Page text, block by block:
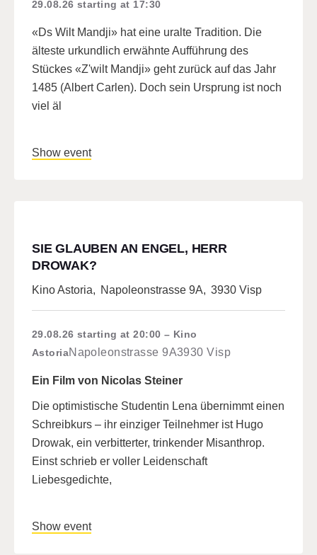
29.08.26 starting at 17:30
«Ds Wilt Mandji» hat eine uralte Tradition. Die
älteste urkundlich erwähnte Aufführung des
Stückes «Z'wilt Mandji» geht zurück auf das Jahr
1485 (Albert Carlen). Doch sein Ursprung ist noch
viel äl
Show event
SIE GLAUBEN AN ENGEL, HERR
DROWAK?
Kino Astoria, Napoleonstrasse 9A, 3930 Visp
29.08.26 starting at 20:00
Kino
AstoriaNapoleonstrasse 9A3930 Visp
Ein Film von Nicolas Steiner
Die optimistische Studentin Lena übernimmt einen
Schreibkurs – ihr einziger Teilnehmer ist Hugo
Drowak, ein verbitterter, trinkender Misanthrop.
Einst schrieb er voller Leidenschaft
Liebesgedichte,
Show event